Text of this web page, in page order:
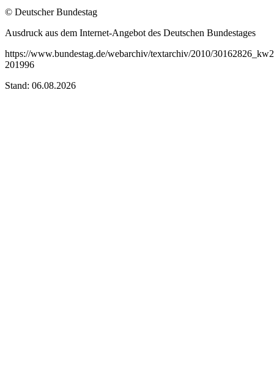
© Deutscher Bundestag
Ausdruck aus dem Internet-Angebot des Deutschen Bundestages
https://www.bundestag.de/webarchiv/textarchiv/2010/
201996
Stand: 06.08.2026